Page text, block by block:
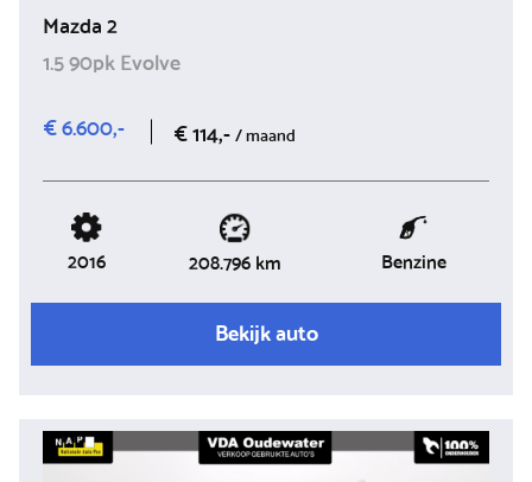
Mazda 2
1.5 90pk Evolve
€ 6.600,-
€ 114,-/ maand
2016 208.796 km Benzine
Bekijk auto